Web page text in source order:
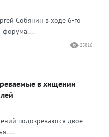
Собянин в ходе 6-го
форума....
25816
в хищении
подозреваются двое
...